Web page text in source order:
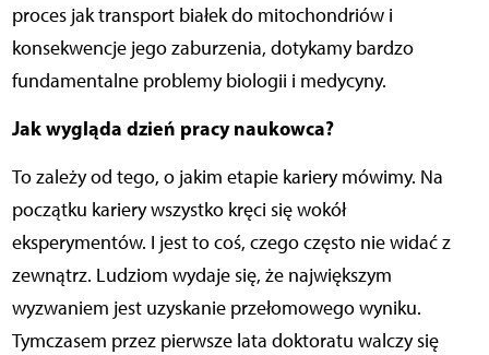
proces jak transport białek do mitochondriów i
konsekwencje jego zaburzenia, dotykamy bardzo
fundamentalne problemy biologii i medycyny.
Jak wygląda dzień pracy naukowca?
To zależy od tego, o jakim etapie kariery mówimy. Na
początku kariery wszystko kręci się wokół
eksperymentów. I jest to coś, czego często nie widać z
zewnątrz. Ludziom wydaje się, że największym
wyzwaniem jest uzyskanie przełomowego wyniku.
Tymczasem przez pierwsze lata doktoratu walczy się